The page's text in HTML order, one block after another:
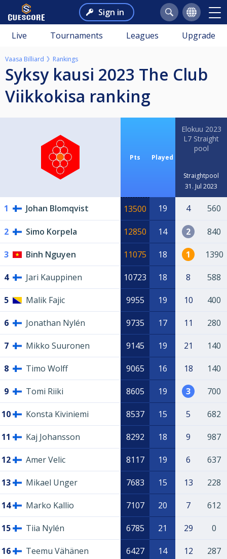
Sign in
Live Tournaments Leagues Upgrade
Vaasa Billiard Rankings
Syksy kausi 2023 The Club
Viikkokisa ranking
Pts Played
Elokuu 2023
L7 Straight
pool
Straightpool
31. Jul 2023
1 Johan Blomqvist 13500 19 4 560
2 Simo Korpela 12850 14 2 840
3 Binh Nguyen 11075 18 1 1390
4 Jari Kauppinen 10723 18 8 588
5 Malik Fajic 9955 19 10 400
6 Jonathan Nylén 9735 17 11 280
7 Mikko Suuronen 9145 19 21 140
8 Timo Wolff 9065 16 18 140
9 Tomi Riiki 8605 19 3 700
10 Konsta Kiviniemi 8537 15 5 682
11 Kaj Johansson 8292 18 9 987
12 Amer Velic 8117 19 6 637
13 Mikael Unger 7683 15 13 228
14 Marko Kallio 7107 20 7 612
15 Tiia Nylén 6785 21 29 0
16 Teemu Vähänen 6427 14 12 287